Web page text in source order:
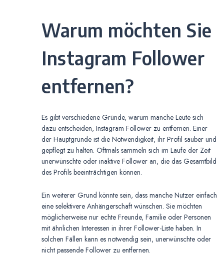
Warum möchten Sie
Instagram Follower
entfernen?
Es gibt verschiedene Gründe, warum manche Leute sich
dazu entscheiden, Instagram Follower zu entfernen. Einer
der Hauptgründe ist die Notwendigkeit, ihr Profil sauber und
gepflegt zu halten. Oftmals sammeln sich im Laufe der Zeit
unerwünschte oder inaktive Follower an, die das Gesamtbild
des Profils beeinträchtigen können.
Ein weiterer Grund könnte sein, dass manche Nutzer einfach
eine selektivere Anhängerschaft wünschen. Sie möchten
möglicherweise nur echte Freunde, Familie oder Personen
mit ähnlichen Interessen in ihrer Follower-Liste haben. In
solchen Fällen kann es notwendig sein, unerwünschte oder
nicht passende Follower zu entfernen.